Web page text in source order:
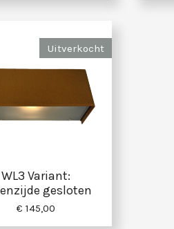
Uitverkocht
WL3 Variant:
gesloten
€ 145,00